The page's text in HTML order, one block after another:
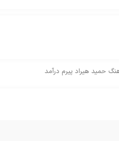
حمید هیراد پیرم درآمد